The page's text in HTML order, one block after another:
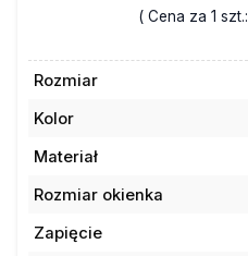
( Cena za 1 szt.:
Rozmiar
Kolor
Materiał
Rozmiar okienka
Zapięcie